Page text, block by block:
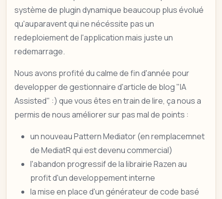
système de plugin dynamique beaucoup plus évolué
qu'auparavent qui ne nécéssite pas un
redeploiement de l'application mais juste un
redemarrage.
Nous avons profité du calme de fin d'année pour
developper de gestionnaire d'article de blog "IA
Assisted" :) que vous êtes en train de lire, ça nous a
permis de nous améliorer sur pas mal de points :
un nouveau Pattern Mediator (en remplacemnet
de MediatR qui est devenu commercial)
l'abandon progressif de la librairie Razen au
profit d'un developpement interne
la mise en place d'un générateur de code basé